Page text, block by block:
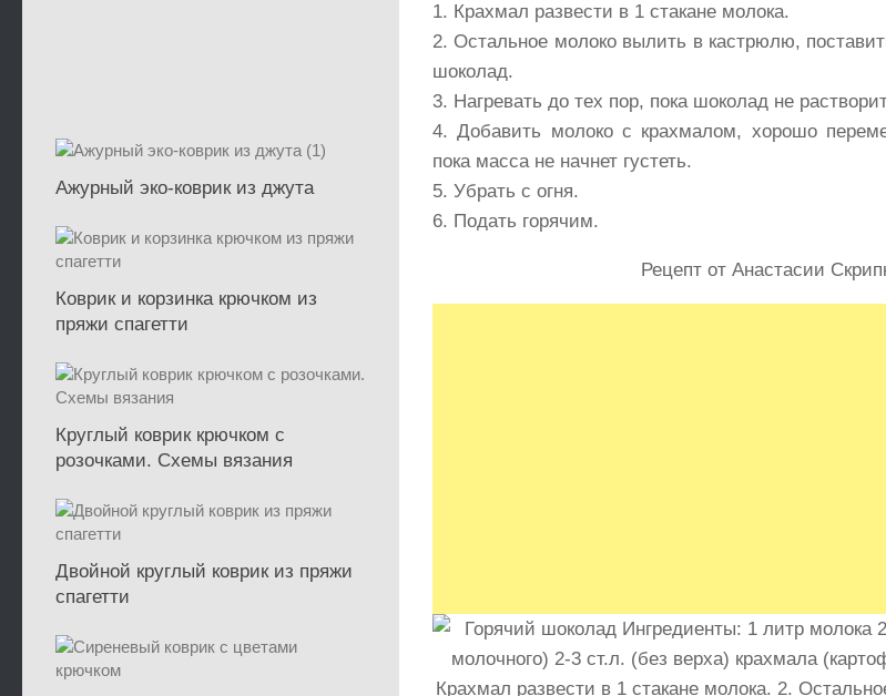
1. Крахмал развести в 1 стакане молока.
2. Остальное молоко вылить в кастрюлю,
шоколад.
3. Нагревать до тех пор, пока шоколад не
4. Добавить молоко с крахмалом, хорошо
пока масса не начнет густеть.
5. Убрать с огня.
6. Подать горячим.
Рецепт от Анастасии
Ажурный эко-коврик из джута
Коврик и корзинка крючком из
пряжи спагетти
Круглый коврик крючком с
розочками. Схемы вязания
Двойной круглый коврик из пряжи
спагетти